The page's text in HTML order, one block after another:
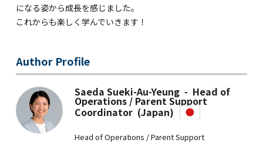
になる姿から成長を感じました。
これからも楽しく学んでいきます！
Author Profile
Saeda Sueki-Au-Yeung - Head of
Operations / Parent Support
Coordinator (Japan)
Head of Operations / Parent Support